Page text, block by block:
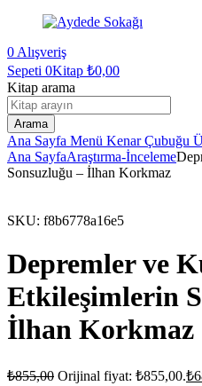
0 Alışveriş
Sepeti 0Kitap ₺0,00
Kitap arama
Arama
Ana Sayfa Menü Kenar Çubuğu
Ana SayfaAraştırma-İnceleme
Sonsuzluğu – İlhan Korkmaz
SKU: f8b6778a16e5
Depremler ve
Etkileşimlerin
İlhan Korkmaz
₺855,00 Orijinal fiyat: ₺855,00.₺